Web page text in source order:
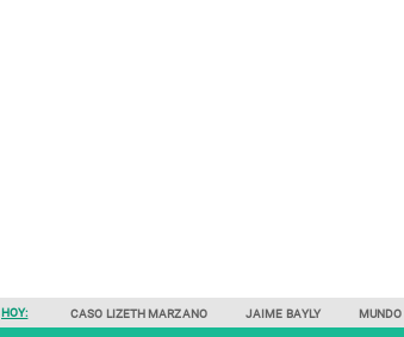
HOY: CASO LIZETH MARZANO JAIME BAYLY MUNDO